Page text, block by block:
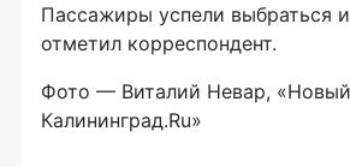
Пассажиры успели выбраться
отметил корреспондент.
Фото — Виталий Невар, «Новый
Калининград.Ru»